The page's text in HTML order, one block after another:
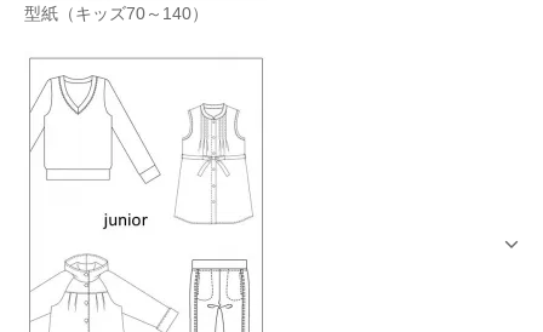
型紙（キッズ70～140）